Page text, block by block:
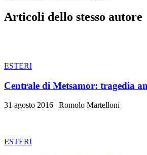
Articoli dello stesso autore
ESTERI
Centrale di Metsamor: tragedia
31 agosto 2016 | Romolo Martelloni
ESTERI